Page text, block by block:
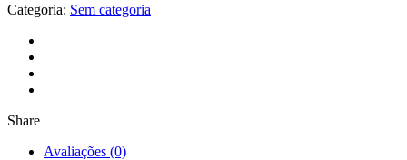
Categoria: Sem categoria
Share
Avaliações (0)